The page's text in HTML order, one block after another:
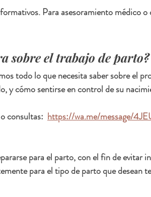
Para asesoramiento médico
sobre el trabajo de parto?
todo lo que necesita saber sobre el
y cómo sentirse en control de su
consultas: https://wa.me/message/
para el parto, con el fin de evitar
para el tipo de parto que desean